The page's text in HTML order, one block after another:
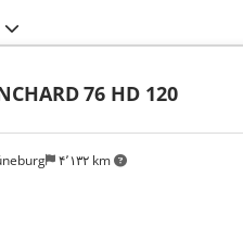
۴٬۱۳۲ km
76 HD 120